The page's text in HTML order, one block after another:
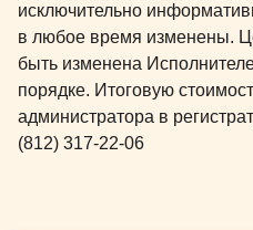
исключительно
в любое время изменены.
быть изменена
порядке. Итоговую
администратора в
(812) 317-22-06